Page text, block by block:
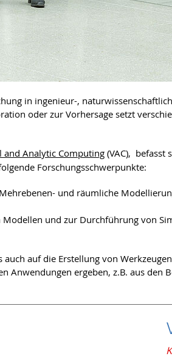
in ingenieur-,
oder zur Vorhersage setzt
and Analytic Computing (VAC), befasst
Forschungsschwerpunkte:
und räumliche
und zur Durchführung von
auf die Erstellung von
ergeben, z.B. aus den